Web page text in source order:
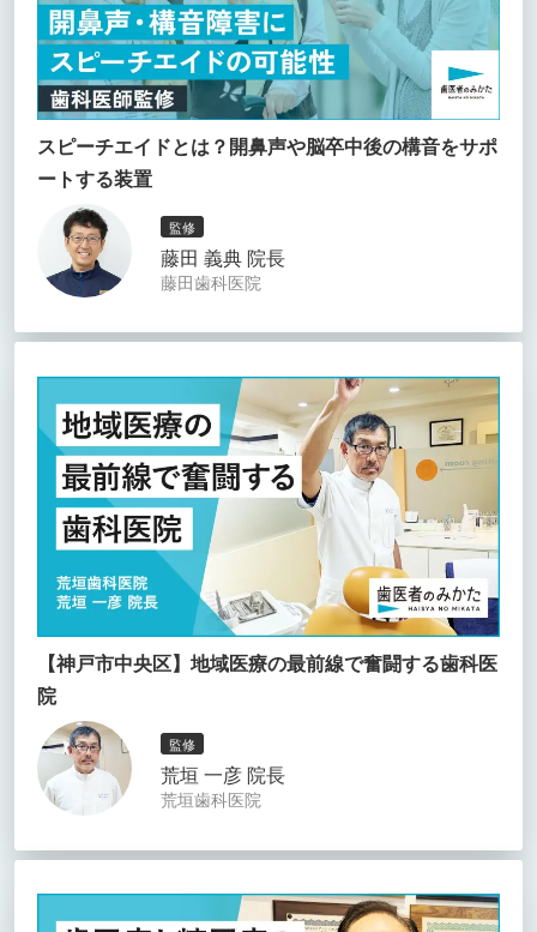
スピーチエイドとは？開鼻声や脳卒中後の構音をサポ
ートする装置
監修
藤田 義典 院長
藤田歯科医院
【神戸市中央区】地域医療の最前線で奮闘する歯科医
院
監修
荒垣 一彦 院長
荒垣歯科医院